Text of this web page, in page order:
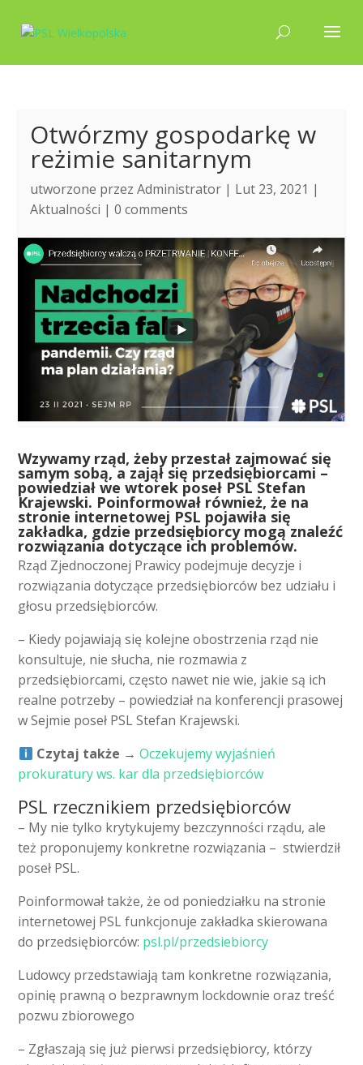
Otwórzmy gospodarkę w
reżimie sanitarnym
utworzone przezAdministrator | Lut 23, 2021 |
Aktualności |0 comments
Wzywamy rząd, żeby przestał zajmować się
samym sobą, a zajął się przedsiębiorcami –
powiedział we wtorek poseł PSL Stefan
Krajewski. Poinformował również, że na
stronie internetowej PSL pojawiła się
zakładka, gdzie przedsiębiorcy mogą znaleźć
rozwiązania dotyczące ich problemów.
Rząd Zjednoczonej Prawicy podejmuje decyzje i
rozwiązania dotyczące przedsiębiorców bez udziału i
głosu przedsiębiorców.
– Kiedy pojawiają się kolejne obostrzenia rząd nie
konsultuje, nie słucha, nie rozmawia z
przedsiębiorcami, często nawet nie wie, jakie są ich
realne potrzeby – powiedział na konferencji prasowej
w Sejmie poseł PSL Stefan Krajewski.
Czytaj także → Oczekujemy wyjaśnień
prokuratury ws. kar dla przedsiębiorców
PSL rzecznikiem przedsiębiorców
– My nie tylko krytykujemy bezczynności rządu, ale
też proponujemy konkretne rozwiązania – stwierdził
poseł PSL.
Poinformował także, że od poniedziałku na stronie
internetowej PSL funkcjonuje zakładka skierowana
do przedsiębiorców: psl.pl/przedsiebiorcy
Ludowcy przedstawiają tam konkretne rozwiązania,
opinię prawną o bezprawnym lockdownie oraz treść
pozwu zbiorowego
– Zgłaszają się już pierwsi przedsiębiorcy, którzy